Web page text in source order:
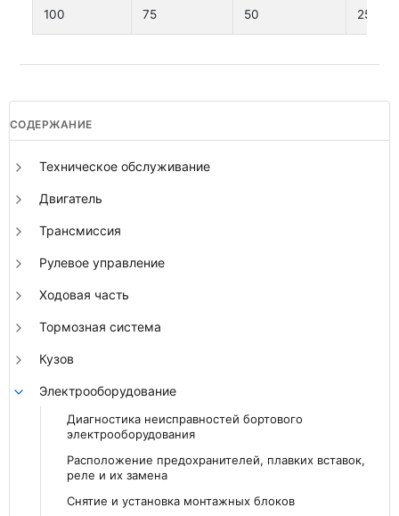
100 75 50 25
СОДЕРЖАНИЕ
Техническое обслуживание
Двигатель
Трансмиссия
Рулевое управление
Ходовая часть
Тормозная система
Кузов
Электрооборудование
Диагностика неисправностей бортового
электрооборудования
Расположение предохранителей, плавких вставок,
реле и их замена
Снятие и установка монтажных блоков